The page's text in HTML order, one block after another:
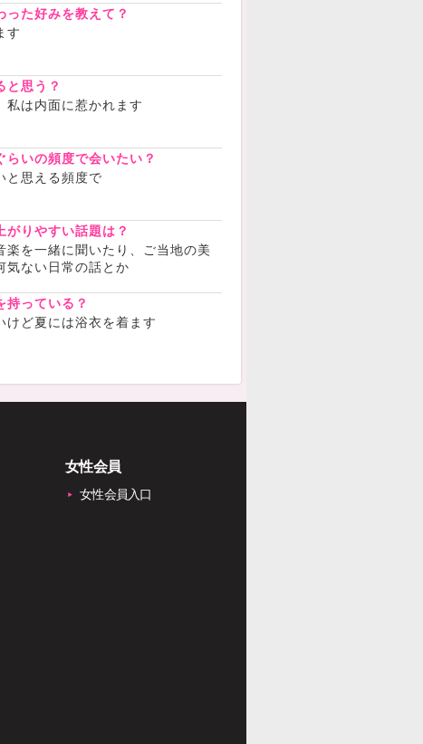
った好みを教えて？
す
と思う？
私は内面に惹かれます
らいの頻度で会いたい？
と思える頻度で
がりやすい話題は？
楽を一緒に聞いたり、ご当地の美
気ない日常の話とか
持っている？
けど夏には浴衣を着ます
女性会員
女性会員入口